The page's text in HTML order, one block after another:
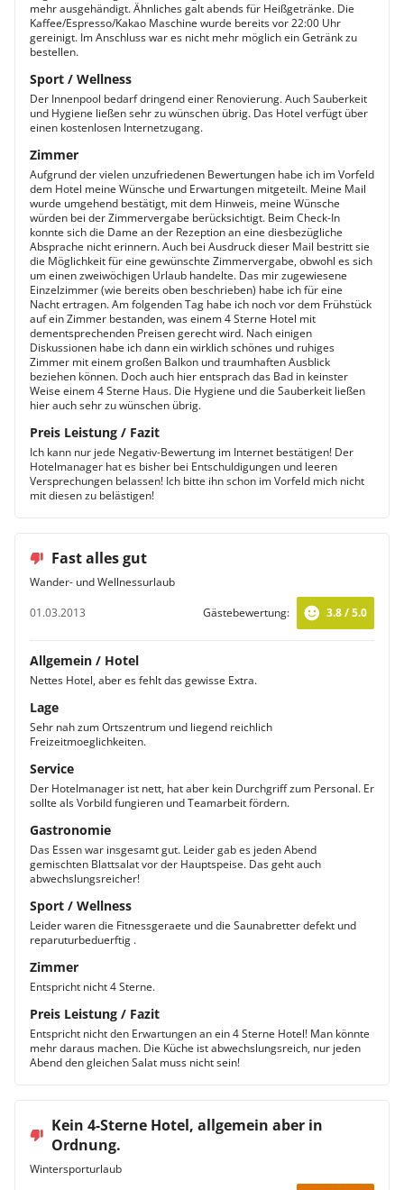
mehr ausgehändigt. Ähnliches galt abends für Heißgetränke. Die
Kaffee/Espresso/Kakao Maschine wurde bereits vor 22:00 Uhr
gereinigt. Im Anschluss war es nicht mehr möglich ein Getränk zu
bestellen.
Sport / Wellness
Der Innenpool bedarf dringend einer Renovierung. Auch Sauberkeit
und Hygiene ließen sehr zu wünschen übrig. Das Hotel verfügt über
einen kostenlosen Internetzugang.
Zimmer
Aufgrund der vielen unzufriedenen Bewertungen habe ich im Vorfeld
dem Hotel meine Wünsche und Erwartungen mitgeteilt. Meine Mail
wurde umgehend bestätigt, mit dem Hinweis, meine Wünsche
würden bei der Zimmervergabe berücksichtigt. Beim Check-In
konnte sich die Dame an der Rezeption an eine diesbezügliche
Absprache nicht erinnern. Auch bei Ausdruck dieser Mail bestritt sie
die Möglichkeit für eine gewünschte Zimmervergabe, obwohl es sich
um einen zweiwöchigen Urlaub handelte. Das mir zugewiesene
Einzelzimmer (wie bereits oben beschrieben) habe ich für eine
Nacht ertragen. Am folgenden Tag habe ich noch vor dem Frühstück
auf ein Zimmer bestanden, was einem 4 Sterne Hotel mit
dementsprechenden Preisen gerecht wird. Nach einigen
Diskussionen habe ich dann ein wirklich schönes und ruhiges
Zimmer mit einem großen Balkon und traumhaften Ausblick
beziehen können. Doch auch hier entsprach das Bad in keinster
Weise einem 4 Sterne Haus. Die Hygiene und die Sauberkeit ließen
hier auch sehr zu wünschen übrig.
Preis Leistung / Fazit
Ich kann nur jede Negativ-Bewertung im Internet bestätigen! Der
Hotelmanager hat es bisher bei Entschuldigungen und leeren
Versprechungen belassen! Ich bitte ihn schon im Vorfeld mich nicht
mit diesen zu belästigen!
Fast alles gut
Wander- und Wellnessurlaub
01.03.2013
Gästebewertung: 3.8 / 5.0
Allgemein / Hotel
Nettes Hotel, aber es fehlt das gewisse Extra.
Lage
Sehr nah zum Ortszentrum und liegend reichlich
Freizeitmoeglichkeiten.
Service
Der Hotelmanager ist nett, hat aber kein Durchgriff zum Personal. Er
sollte als Vorbild fungieren und Teamarbeit fördern.
Gastronomie
Das Essen war insgesamt gut. Leider gab es jeden Abend
gemischten Blattsalat vor der Hauptspeise. Das geht auch
abwechslungsreicher!
Sport / Wellness
Leider waren die Fitnessgeraete und die Saunabretter defekt und
reparuturbeduerftig .
Zimmer
Entspricht nicht 4 Sterne.
Preis Leistung / Fazit
Entspricht nicht den Erwartungen an ein 4 Sterne Hotel! Man könnte
mehr daraus machen. Die Küche ist abwechslungsreich, nur jeden
Abend den gleichen Salat muss nicht sein!
Kein 4-Sterne Hotel, allgemein aber in
Ordnung.
Wintersporturlaub